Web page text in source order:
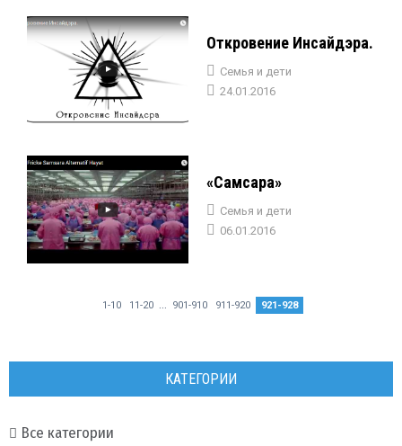
Откровение Инсайдэра.
Семья и дети
24.01.2016
«Самсара»
Семья и дети
06.01.2016
1-10 11-20 901-910 911-920 921-928
КАТЕГОРИИ
Все категории